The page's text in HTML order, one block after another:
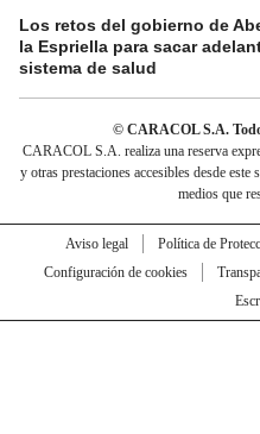
Los retos del gobierno de
la Espriella para sacar
sistema de salud
© CARACOL S.A.
CARACOL S.A. realiza una reserva
y otras prestaciones accesibles desde
medios que
Aviso legal Política de
Configuración de cookies